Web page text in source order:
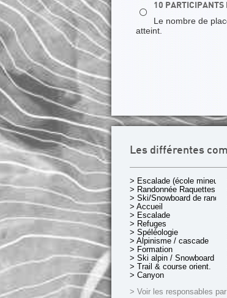
⚪
10 PARTICIPANTS
Le nombre de
atteint.
Les différentes
> Escalade (école mineurs)
> Randonnée Raquettes
> Ski/Snowboard de rando.
> Accueil
> Escalade
> Refuges
> Spéléologie
> Alpinisme / cascade
> Formation
> Ski alpin / Snowboard
> Trail & course orient.
> Canyon
> Voir les responsables